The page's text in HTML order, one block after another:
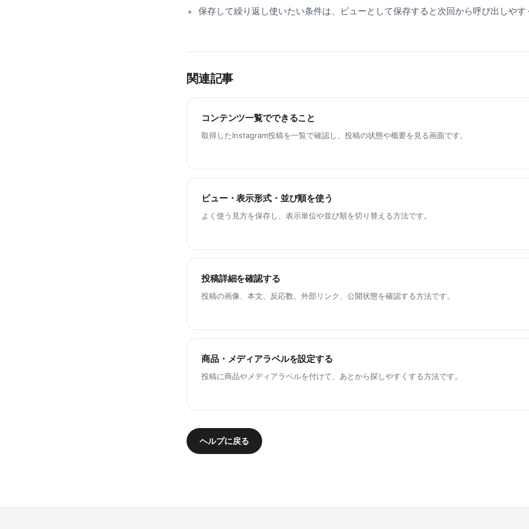
保存して繰り返し使いたい条件は、ビューとして保存すると次回から呼び出しやす
関連記事
コンテンツ一覧でできること
取得したInstagram投稿を一覧で確認し、投稿の状態や概要を見る画面です。
ビュー・表示形式・並び順を使う
よく使う見方を保存し、表示単位や並び順を切り替える方法です。
投稿詳細を確認する
投稿の画像、本文、反応数、外部リンク、公開状態を確認する方法です。
商品・メディアラベルを設定する
投稿に商品やメディアラベルを付けて、あとから探しやすくする方法です。
ヘルプに戻る